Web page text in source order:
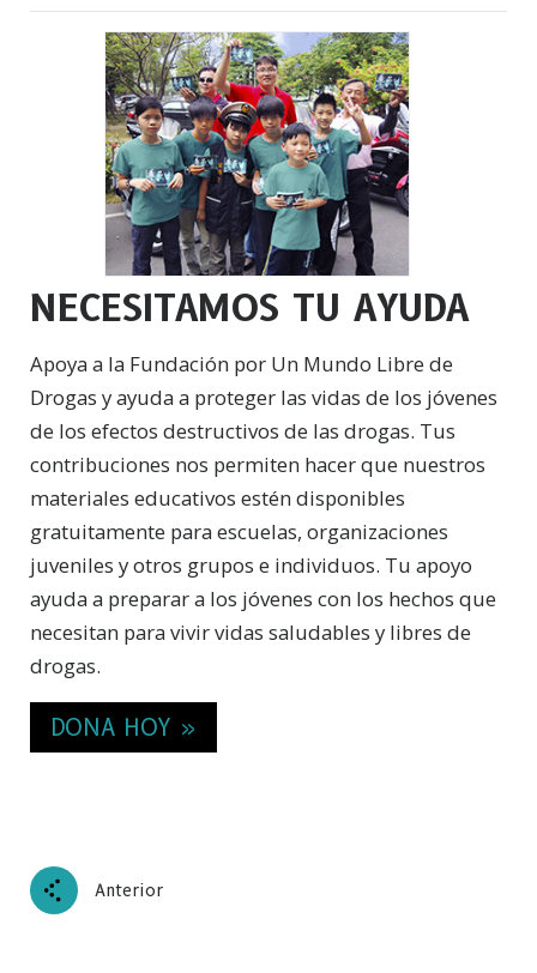
NECESITAMOS TU AYUDA
Apoya a la Fundación por Un Mundo Libre de
Drogas y ayuda a proteger las vidas de los jóvenes
de los efectos destructivos de las drogas. Tus
contribuciones nos permiten hacer que nuestros
materiales educativos estén disponibles
gratuitamente para escuelas, organizaciones
juveniles y otros grupos e individuos. Tu apoyo
ayuda a preparar a los jóvenes con los hechos que
necesitan para vivir vidas saludables y libres de
drogas.
DONA HOY »
Anterior